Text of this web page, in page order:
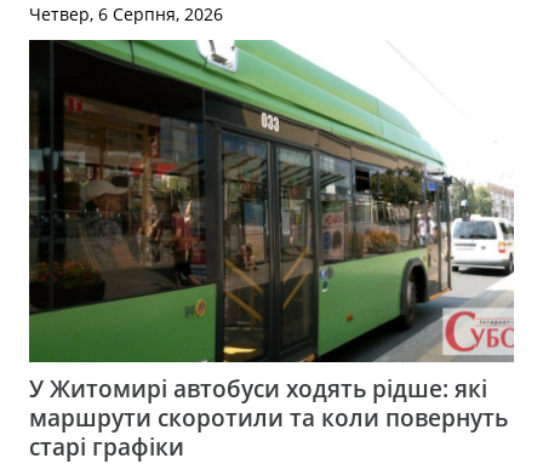
Четвер, 6 Серпня, 2026
У Житомирі автобуси ходять рідше: які
маршрути скоротили та коли повернуть
старі графіки